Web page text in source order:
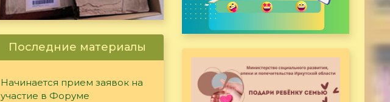
Последние материалы
Начинается прием заявок на
участие в Форуме